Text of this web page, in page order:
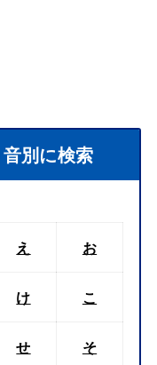
別に検索
え お
け こ
せ そ